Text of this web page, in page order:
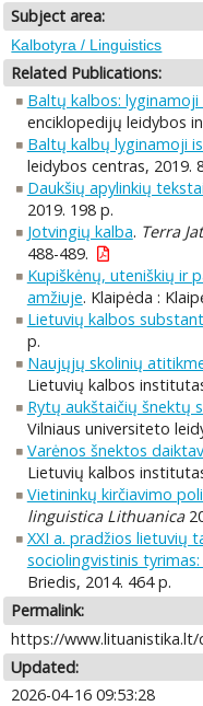
Subject area:
Kalbotyra / Linguistics
Related Publications:
Baltų kalbos: lyginamoji
enciklopedijų leidybos
Baltų kalbų lyginamoji
leidybos centras, 2019.
Daukšių apylinkių tekstai
2019. 198 p.
Jotvingių kalba. Terra
488-489.
Kupiškėnų, uteniškių ir
amžiuje. Klaipėda :
Lietuvių kalbos
p.
Naujųjų skolinių
Lietuvių kalbos
Rytų aukštaičių šnektų
Vilniaus universiteto
Varėnos šnektos
Lietuvių kalbos
Vietininkų kirčiavimo
linguistica Lithuanica
XXI a. pradžios lietuvių
sociolingvistinis
Briedis, 2014. 464 p.
Permalink:
https://
Updated:
2026-04-16 09:53:28